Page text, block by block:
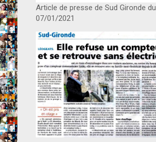
Article de presse de Sud Gironde du
07/01/2021